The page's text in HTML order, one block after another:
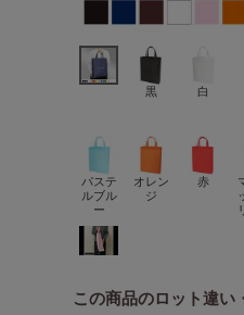
黒 白
パステ
ルブル
ー
オレン
ジ
赤
この商品のロット違い